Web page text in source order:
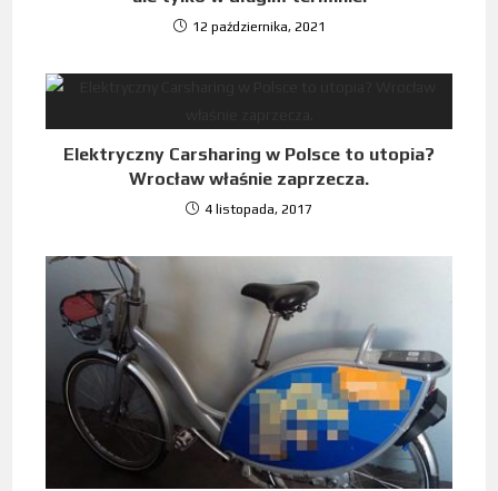
12 października, 2021
Elektryczny Carsharing w Polsce to utopia?
Wrocław właśnie zaprzecza.
4 listopada, 2017